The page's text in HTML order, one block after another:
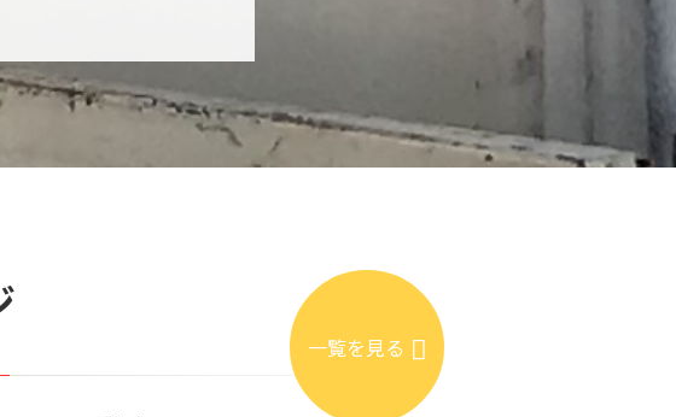
一覧を見る